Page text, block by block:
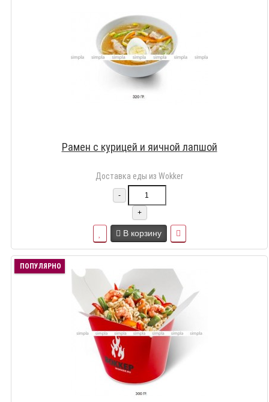
Рамен с курицей и яичной лапшой
Доставка еды из Wokker
-
+
В корзину
ПОПУЛЯРНО